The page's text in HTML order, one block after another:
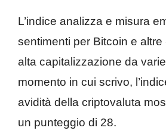
L’indice analizza e misura
sentimenti per Bitcoin e altre
alta capitalizzazione da varie
momento in cui scrivo,
avidità della criptovaluta
un punteggio di 28.